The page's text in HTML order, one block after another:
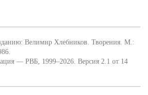
Велимир Хлебников. Творения. М.:
— РВБ, 1999–2026. Версия 2.1 от 14